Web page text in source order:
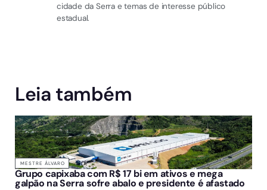
cidade da Serra e temas de interesse público
estadual.
Leia também
MESTRE ÁLVARO
Grupo capixaba com R$ 17 bi em ativos e mega
galpão na Serra sofre abalo e presidente é afastado